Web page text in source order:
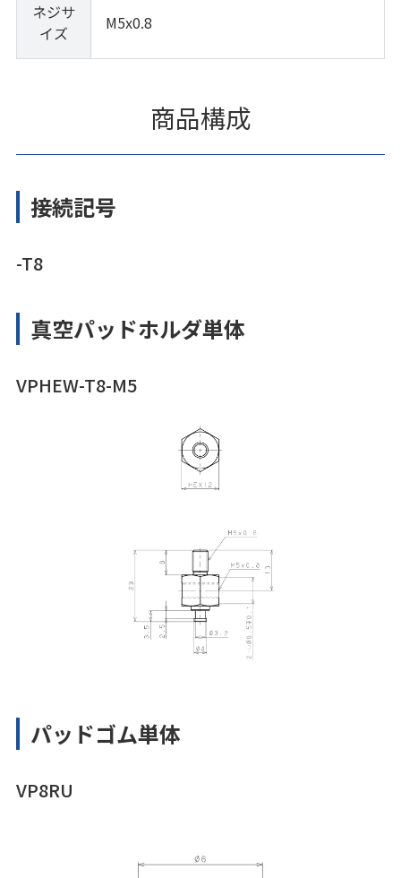
ネジサ
イズ
M5x0.8
商品構成
接続記号
-T8
真空パッドホルダ単体
VPHEW-T8-M5
パッドゴム単体
VP8RU